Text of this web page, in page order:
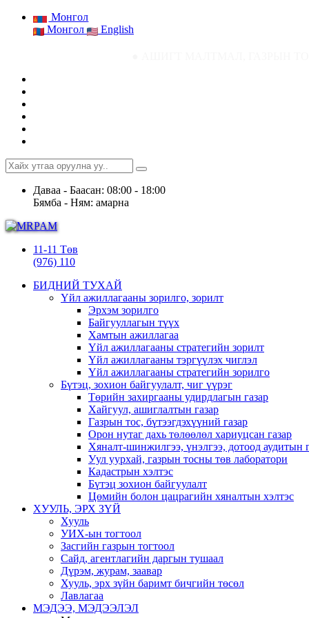
Монгол
Монгол
English
Даваа - Баасан: 08:00 - 18:00
Бямба - Ням: амарна
11-11 Төв
(976) 110
БИДНИЙ ТУХАЙ
Үйл ажиллагааны зорилго, зорилт
Эрхэм зорилго
Байгууллагын түүх
Хамтын ажиллагаа
Үйл ажиллагааны стратегийн зорилт
Үйл ажиллагааны тэргүүлэх чиглэл
Үйл ажиллагааны стратегийн зорилго
Бүтэц, зохион байгуулалт, чиг үүрэг
Төрийн захиргааны удирдлагын газар
Хайгуул, ашиглалтын газар
Газрын тос, бүтээгдэхүүний газар
Орон нутаг дахь төлөөлөл хариуцсан газар
Хяналт-шинжилгээ, үнэлгээ, дотоод аудитын
Уул уурхай, газрын тосны төв лаборатори
Кадастрын хэлтэс
Бүтэц зохион байгуулалт
Цөмийн болон цацрагийн хяналтын хэлтэс
ХУУЛЬ, ЭРХ ЗҮЙ
Хууль
УИХ-ын тогтоол
Засгийн газрын тогтоол
Сайд, агентлагийн даргын тушаал
Дүрэм, журам, заавар
Хууль, эрх зүйн баримт бичгийн төсөл
Лавлагаа
МЭДЭЭ, МЭДЭЭЛЭЛ